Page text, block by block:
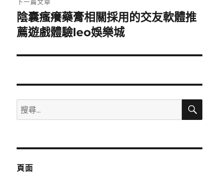
下
一
文
陰囊瘙癢藥膏相關採用的交友軟體推
薦遊戲體驗leo娛樂城
搜
尋
鍵
搜
頁面